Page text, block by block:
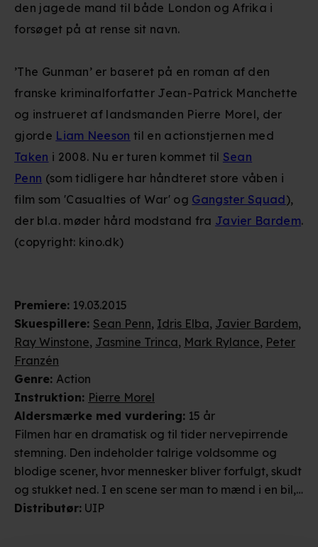
Premiere: 19.03.2015
Skuespillere: Sean Penn, Idris Elba, Javier Bardem,
Ray Winstone, Jasmine Trinca, Mark Rylance, Peter
Franzén
Genre: Action
Instruktion: Pierre Morel
Aldersmærke med vurdering: 15 år
Filmen har en dramatisk og til tider nervepirrende
stemning. Den indeholder talrige voldsomme og
blodige scener, hvor mennesker bliver forfulgt, skudt
og stukket ned. I en scene ser man to mænd i en bil,
der bliver ramt af et projektil. Her følger man
Distributør: UIP
den jagede mand til både London og Afrika i
forsøget på at rense sit navn.
’The Gunman’ er baseret på en roman af den
franske kriminalforfatter Jean-Patrick Manchette
og instrueret af landsmanden Pierre Morel, der
gjorde Liam Neeson til en actionstjernen med
Taken i 2008. Nu er turen kommet til Sean
Penn (som tidligere har håndteret store våben i
film som 'Casualties of War' og Gangster Squad),
der bl.a. møder hård modstand fra Javier Bardem.
(copyright: kino.dk)